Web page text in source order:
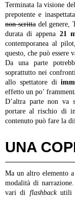
Terminata la visione
prepotente e
non scrittadel genere,
durata di appena 21
contemporanea al
questo, che può essere
Da una parte
soprattutto nei
allo spettatore di
effetto un po’
D’altra parte non va
portare al rischio di
contenuto può fare la
UNA
Ma un altro elemento
modalità di
vari di flashbackutili